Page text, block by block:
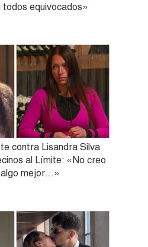
equivocados»
contra Lisandra Silva
al Límite: «No creo
algo mejor…»